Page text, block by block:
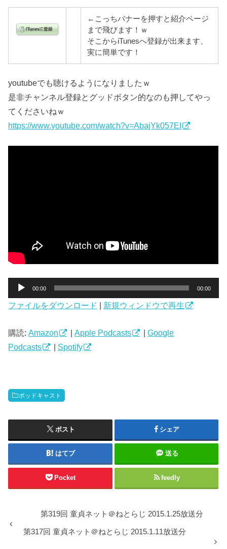
←こっちバナーを押すと紹介ページ
まで飛びます！ｗ
そこからiTunesへ登録が出来ます、
実に簡単です！
youtubeでも聴けるようになりましたｗ
是非チャンネル登録とグッドボタン的なのも押してやっ
てくださいねｗ
https://www.youtube.com/watch?v=AbajYk057EI
プ
ー
ヤ
00:00 00:00
ファイルをダウンロード | 新規ウィンドウで再生
購読:Amazon |Apple Podcasts |Google
Podcasts
| Spotify
ポッドキャスト
ポスト シェア
はてブ 送る
Pocket feedly
第319回 童貞ネット＠ねとらじ 2015.1.25放送分
第317回 童貞ネット＠ねとらじ 2015.1.11放送分